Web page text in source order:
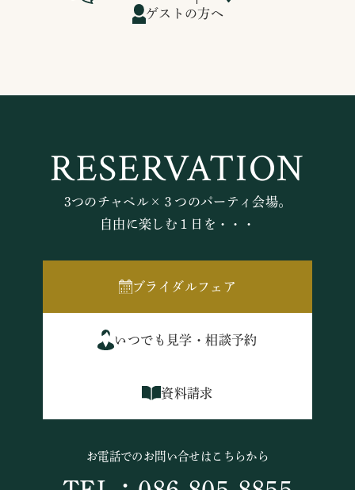
ゲストの方へ
RESERVATION
3つのチャペル×３つのパーティ会場。
自由に楽しむ１日を・・・
ブライダルフェア
いつでも見学・相談予約
資料請求
お電話でのお問い合せはこちらから